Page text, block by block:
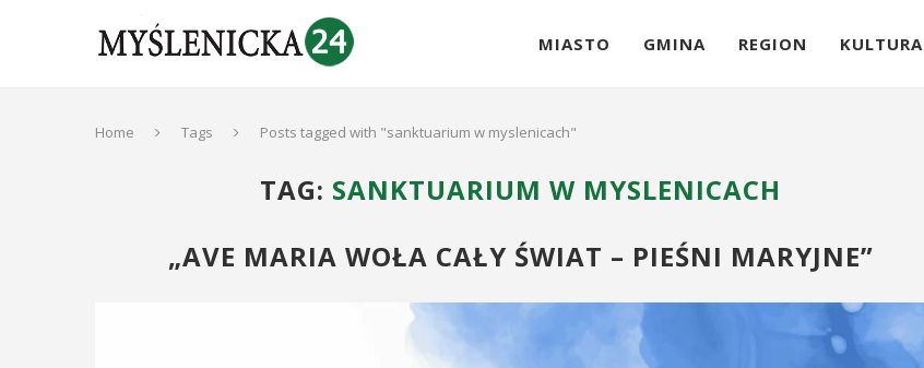
MIASTO GMINA REGION KULTURA
Home Tags Posts tagged with "sanktuarium w myslenicach"
TAG: SANKTUARIUM W MYSLENICACH
„AVE MARIA WOŁA CAŁY ŚWIAT – PIEŚNI MARYJNE”